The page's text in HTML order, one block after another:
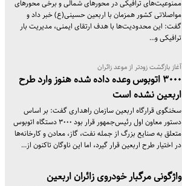
ممنوعیت‌های ترافیکی در محورهای شمالی و برخی محورهای
مواصلاتی کشور همزمان با اربعین حسینی(ع) خبر داد و
گفت: این محدودیت‌ها با هدف ارتقای ایمنی، مدیریت بار
ترافیکی و…
آغاز بازگشت زودتر از موعد زائران
۳۰۰۰ اتوبوس وعده داده شده هنوز وارد طرح
اربعین نشده است
سخنگوی قرارگاه اربعین سازمان راهداری گفت: بر اساس
دستور معاون اول رئیس‌جمهور قرار بود ۳۰۰۰ دستگاه اتوبوس
متعلق به صنایع بزرگ از جمله نفت، گاز، معادن و کارخانه‌ها
در اختیار طرح اربعین قرار گیرد، اما این ناوگان تاکنون از…
واژگونی مرگبار خودروی زائران اربعین